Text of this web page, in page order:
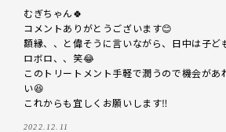
むぎちゃん🍀
コメントありがとうございます😊
額縁、、と偉そうに言いながら、日中は子ど
ロボロ、、笑😂
このトリートメント手軽で潤うので機会があ
い😆
これからも宜しくお願いします‼️
2022.12.11